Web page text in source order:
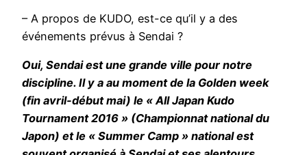
– A propos de KUDO, est-ce qu’il y a des
événements prévus à Sendai ?
Oui, Sendai est une grande ville pour notre
discipline. Il y a au moment de la Golden week
(fin avril-début mai) le « All Japan Kudo
Tournament 2016 » (Championnat national du
Japon) et le « Summer Camp » national est